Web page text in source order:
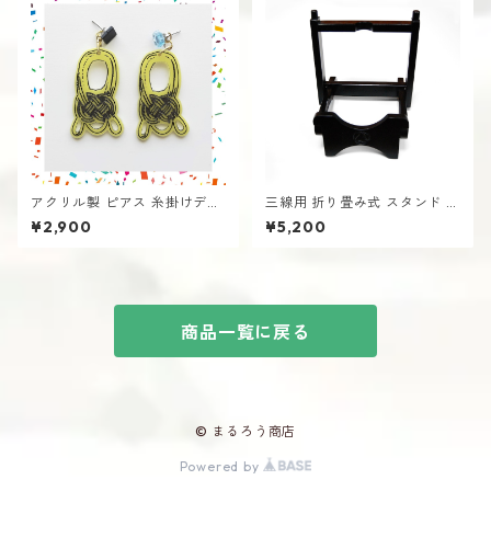
アクリル製 ピアス 糸掛けデザ
イン イエロー＋黒 （＆＆とと
コラボ）サージカルステンレ
¥2,900
三線用 折り畳み式 スタンド 黒
三線掛け 譜面置き さんしん
¥5,200
商品一覧に戻る
© まるろう商店
Powered by